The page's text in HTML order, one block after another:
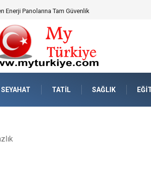
Konforu
TATIL SAĞLIK